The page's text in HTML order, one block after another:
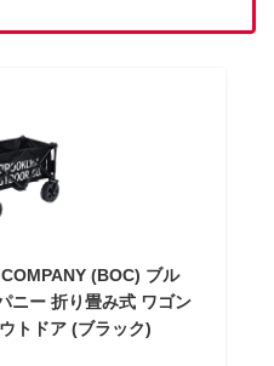
(BOC) ブル
ニー 折り畳み式 ワゴン
トドア (ブラック)